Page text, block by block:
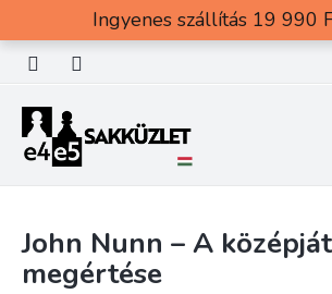
tartalomhoz
Ingyenes szállítás 19 990
John Nunn – A
megértése